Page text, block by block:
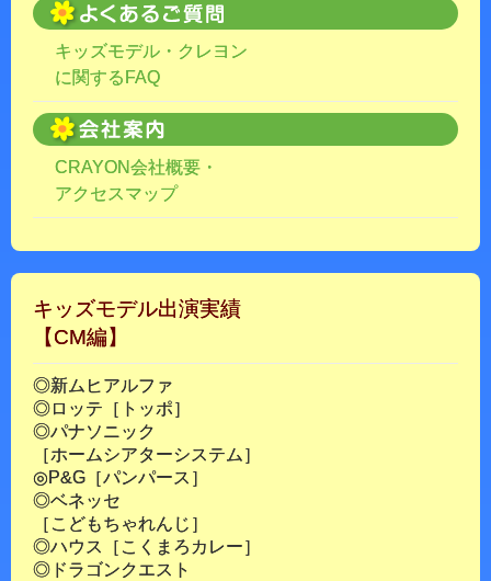
キッズモデル・クレヨン
に関するFAQ
CRAYON会社概要・
アクセスマップ
キッズモデル出演実績
【CM編】
◎新ムヒアルファ
◎ロッテ［トッポ］
◎パナソニック
［ホームシアターシステム］
◎P&G［パンパース］
◎ベネッセ
［こどもちゃれんじ］
◎ハウス［こくまろカレー］
◎ドラゴンクエスト